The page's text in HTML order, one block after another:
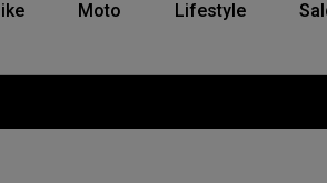
Moto Lifestyle